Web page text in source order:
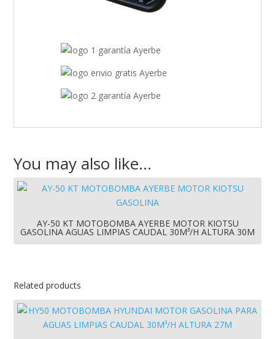
You may also like…
AY-50 KT MOTOBOMBA AYERBE MOTOR KIOTSU
GASOLINA AGUAS LIMPIAS CAUDAL 30M³/H ALTURA 30M
Related products